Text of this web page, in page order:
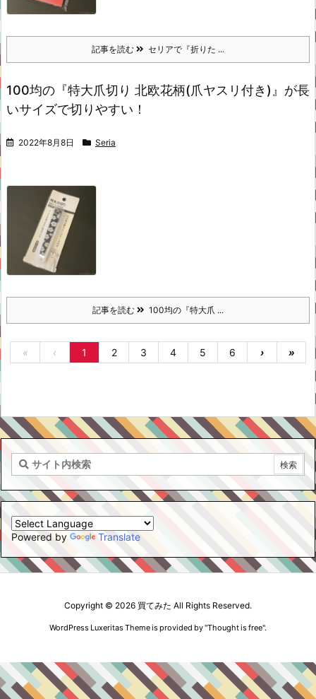
記事を読む セリアで『折りた ...
100均の『特大爪切り 北欧花柄(爪ヤスリ付き)』が長
いサイズで切りやすい！
2022年8月8日 Seria
記事を読む 100均の『特大爪 ...
« ‹ 1 2 3 4 5 6 › »
Powered by Translate
Copyright © 2026 買てみた All Rights Reserved.
WordPress Luxeritas Theme is provided by "Thought is free".